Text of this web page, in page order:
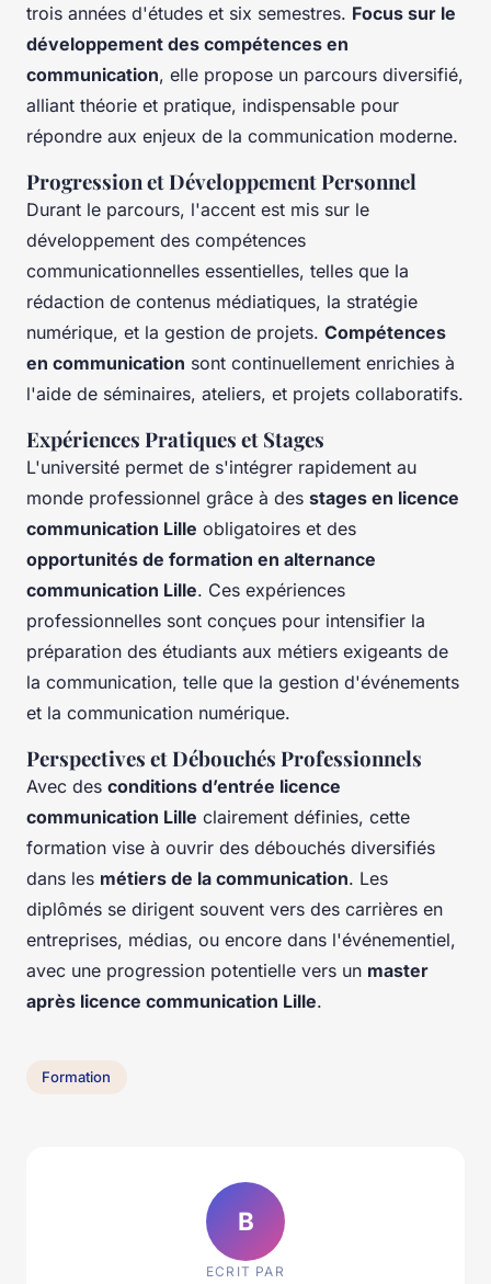
trois années d'études et six semestres. Focus sur le
développement des compétences en
communication, elle propose un parcours diversifié,
alliant théorie et pratique, indispensable pour
répondre aux enjeux de la communication moderne.
Progression et Développement Personnel
Durant le parcours, l'accent est mis sur le
développement des compétences
communicationnelles essentielles, telles que la
rédaction de contenus médiatiques, la stratégie
numérique, et la gestion de projets. Compétences
en communication sont continuellement enrichies à
l'aide de séminaires, ateliers, et projets collaboratifs.
Expériences Pratiques et Stages
L'université permet de s'intégrer rapidement au
monde professionnel grâce à des stages en licence
communication Lille obligatoires et des
opportunités de formation en alternance
communication Lille. Ces expériences
professionnelles sont conçues pour intensifier la
préparation des étudiants aux métiers exigeants de
la communication, telle que la gestion d'événements
et la communication numérique.
Perspectives et Débouchés Professionnels
Avec des conditions d’entrée licence
communication Lille clairement définies, cette
formation vise à ouvrir des débouchés diversifiés
dans les métiers de la communication. Les
diplômés se dirigent souvent vers des carrières en
entreprises, médias, ou encore dans l'événementiel,
avec une progression potentielle vers un master
après licence communication Lille.
Formation
B
ECRIT PAR